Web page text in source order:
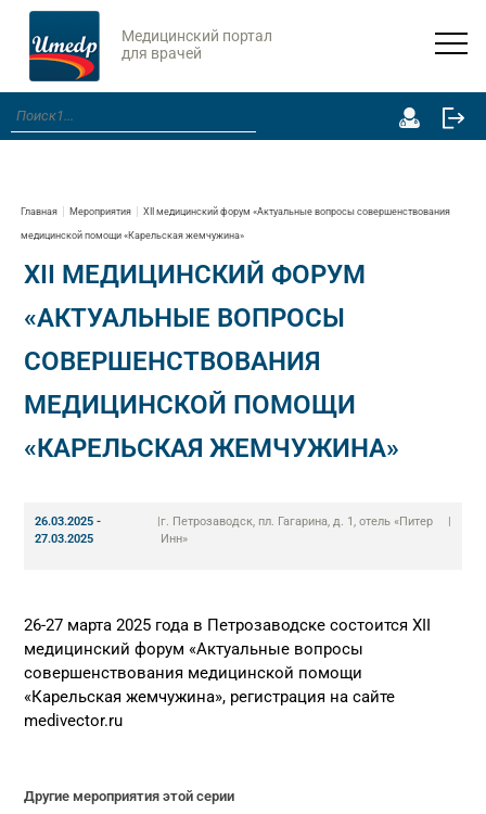
Медицинский портал
для врачей
Главная Мероприятия XII медицинский форум «Актуальные вопросы совершенствования
медицинской помощи «Карельская жемчужина»
XII МЕДИЦИНСКИЙ ФОРУМ
«АКТУАЛЬНЫЕ ВОПРОСЫ
СОВЕРШЕНСТВОВАНИЯ
МЕДИЦИНСКОЙ ПОМОЩИ
«КАРЕЛЬСКАЯ ЖЕМЧУЖИНА»
26.03.2025 -
27.03.2025
|г. Петрозаводск, пл. Гагарина, д. 1, отель «Питер
Инн»
|
26-27 марта 2025 года в Петрозаводске состоится XII
медицинский форум «Актуальные вопросы
совершенствования медицинской помощи
«Карельская жемчужина», регистрация на сайте
medivector.ru
Другие мероприятия этой серии